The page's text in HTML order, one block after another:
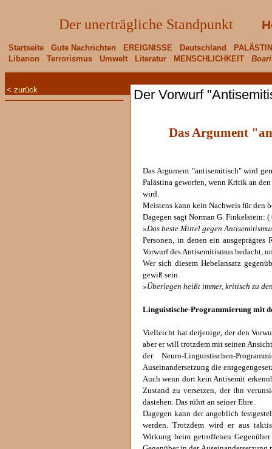
Der unerträgliche Standpunkt
Startseite Gute Nachrichten EREIGNISSE Deutschland
Libanon
Terrorismus Umwelt Literatur MENSCHLICHKEIT
< zurück Der Vorwurf
Das Argument
Das Argument "antisemitisch" wird
Palästina geworfen, wenn Kritik an
wird.
Meistens kann kein Nachweis für den
Dagegen sagt Norman G. Finkelstein: (
»Das beste Mittel gegen
Personen, in denen ein
Vorwurf des Antisemitismus bedacht,
Wer sich diesem Hebelansatz
gewiß sein.
»Überlegen heißt immer, kritisch zu
Linguistische-Programmierung mit
Vielleicht hat derjenige, der den
aber er will trotzdem mit seinen
der Neuro-Linguistischen-
Auseinandersetzung die
Auch wenn dort kein Antisemit
Zustand zu versetzen, der ihn
dastehen. Das rührt an seiner Ehre.
Dagegen kann der angeblich
werden. Trotzdem wird er aus
Wirkung beim getroffenen